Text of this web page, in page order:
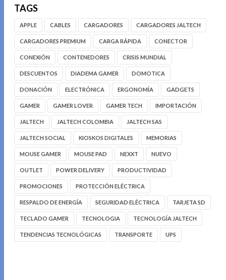
TAGS
APPLE CABLES CARGADORES CARGADORES JALTECH
CARGADORES PREMIUM CARGA RÁPIDA CONECTOR
CONEXIÓN CONTENEDORES CRISIS MUNDIAL
DESCUENTOS DIADEMA GAMER DOMOTICA
DONACIÓN ELECTRÓNICA ERGONOMÍA GADGETS
GAMER GAMER LOVER GAMER TECH IMPORTACIÓN
JALTECH JALTECH COLOMBIA JALTECH SAS
JALTECH SOCIAL KIOSKOS DIGITALES MEMORIAS
MOUSE GAMER MOUSE PAD NEXXT NUEVO
OUTLET POWER DELIVERY PRODUCTIVIDAD
PROMOCIONES PROTECCIÓN ELÉCTRICA
RESPALDO DE ENERGÍA SEGURIDAD ELÉCTRICA TARJETA SD
TECLADO GAMER TECNOLOGIA TECNOLOGÍA JALTECH
TENDENCIAS TECNOLÓGICAS TRANSPORTE UPS